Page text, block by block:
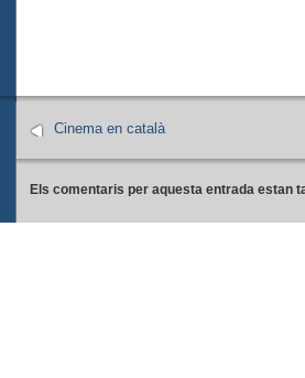
Cinema en català
Els comentaris per aquesta entrada estan